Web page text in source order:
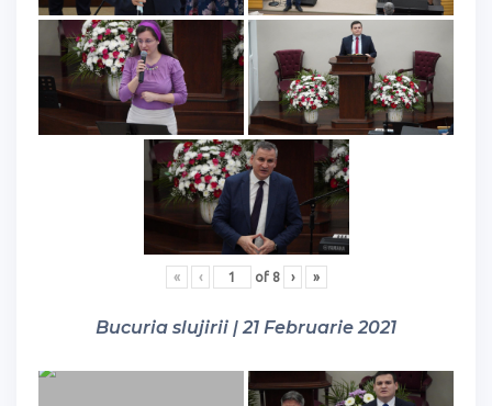
« ‹ of 8 › »
Bucuria slujirii | 21 Februarie 2021